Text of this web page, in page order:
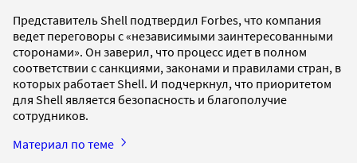
Представитель Shell подтвердил Forbes, что компания
ведет переговоры с «независимыми заинтересованными
сторонами». Он заверил, что процесс идет в полном
соответствии с санкциями, законами и правилами стран, в
которых работает Shell. И подчеркнул, что приоритетом
для Shell является безопасность и благополучие
сотрудников.
Материал по теме